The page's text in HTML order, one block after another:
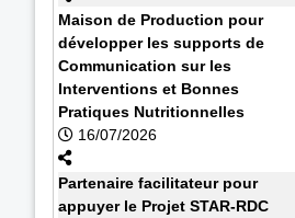
Maison de Production pour
développer les supports de
Communication sur les
Interventions et Bonnes
Pratiques Nutritionnelles
16/07/2026
Partenaire facilitateur pour
appuyer le Projet STAR-RDC